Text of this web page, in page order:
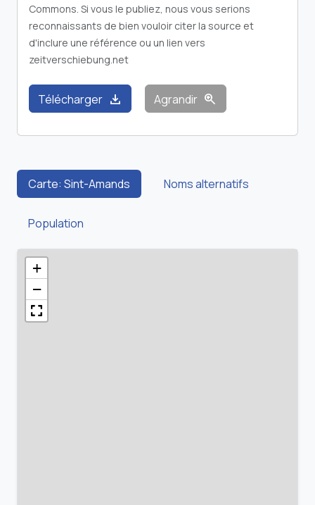
Commons. Si vous le publiez, nous vous serions
reconnaissants de bien vouloir citer la source et
d'inclure une référence ou un lien vers
zeitverschiebung.net
Télécharger download Agrandir zoom_in
Carte: Sint-Amands Noms alternatifs
Population
+
−